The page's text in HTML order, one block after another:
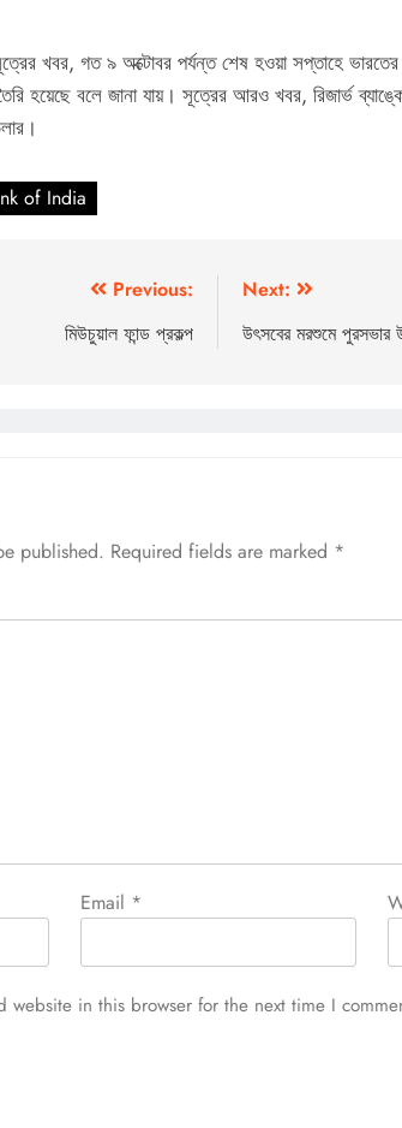
খবর, গত ৯ অক্টোবর পর্যন্ত শেষ হওয়া সপ্তাহে
হয়েছে বলে জানা যায়। সূত্রের আরও খবর, রিজার্ভ
of India
Previous:
মিউচুয়াল ফান্ড প্রকল্প
Next:
উৎসবের মরশুমে
published. Required fields are marked *
Email *
website in this browser for the next time I